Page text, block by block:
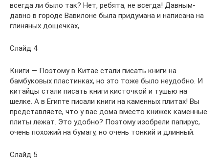
всегда ли было так? Нет, ребята, не всегда! Давным-
давно в городе Вавилоне была придумана и написана на
глиняных дощечках,
Слайд 4
Книги — Поэтому в Китае стали писать книги на
бамбуковых пластинках, но это тоже было неудобно. И
китайцы стали писать книги кисточкой и тушью на
шелке. А в Египте писали книги на каменных плитах! Вы
представляете, что у вас дома вместо книжек каменные
плиты лежат. Это удобно? Поэтому изобрели папирус,
очень похожий на бумагу, но очень тонкий и длинный.
Слайд 5